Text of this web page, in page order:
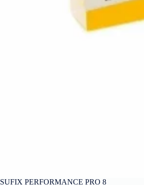
SUFIX PERFORMANCE PRO 8